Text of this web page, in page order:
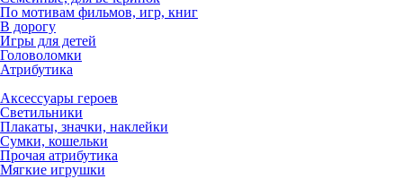
По мотивам фильмов, игр, книг
В дорогу
Игры для детей
Головоломки
Атрибутика
Аксессуары героев
Светильники
Плакаты, значки, наклейки
Сумки, кошельки
Прочая атрибутика
Мягкие игрушки